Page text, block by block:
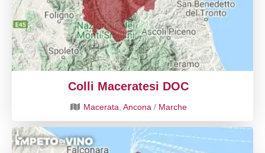
Colli Maceratesi DOC
Macerata Ancona / Marche